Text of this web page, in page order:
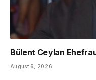
Bülent Ceylan
August 6, 2026